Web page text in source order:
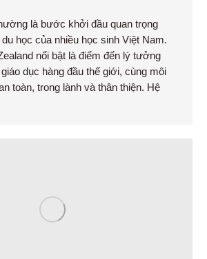
là bước khởi đầu quan trọng
học của nhiều học sinh Việt Nam.
nổi bật là điểm đến lý tưởng
dục hàng đầu thế giới, cùng môi
toàn, trong lành và thân thiện. Hệ